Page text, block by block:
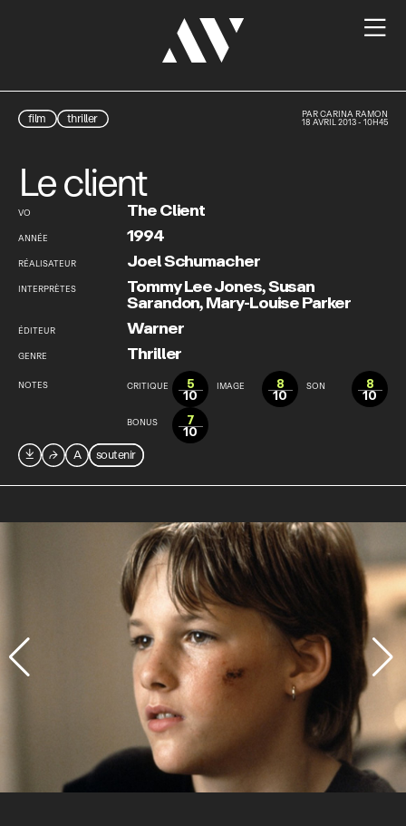

film thriller PARCARINA RAMON
18 AVRIL 2013 - 10H45
Le client
VO The Client
ANNÉE 1994
RÉALISATEUR Joel Schumacher
INTERPRÈTES Tommy Lee Jones,Susan
Sarandon,Mary-Louise Parker
ÉDITEUR Warner
GENRE Thriller
NOTES CRITIQUE 5
10
IMAGE 8
10
SON 8
10
BONUS 7
10

⮫ A soutenir